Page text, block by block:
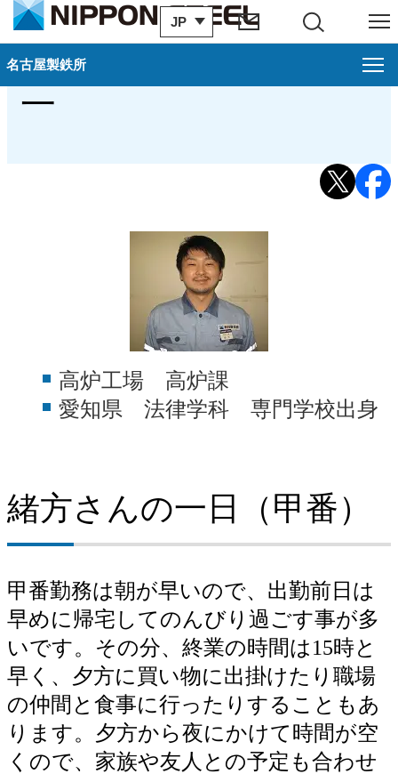
JP
サイト内検索 メニュー
名古屋製鉄所
戻る
閉じ
名古屋製鉄所
採用情報（名古屋製鉄所）
キャリア登録募集中（名古屋製鉄所）
先輩社員の声（名古屋製鉄所）
福利厚生（名古屋製鉄所）
諸制度紹介（名古屋製鉄所）
各種同好会紹介（名古屋製鉄所）
中途採用に関するお問い合わせ（名古屋製鉄所）
2011年入社 緒方 浩
一
高炉工場 高炉課
愛知県 法律学科 専門学校出身
緒方さんの一日（甲番）
甲番勤務は朝が早いので、出勤前日は
早めに帰宅してのんびり過ごす事が多
いです。その分、終業の時間は15時と
早く、夕方に買い物に出掛けたり職場
の仲間と食事に行ったりすることもあ
ります。夕方から夜にかけて時間が空
くので、家族や友人との予定も合わせ